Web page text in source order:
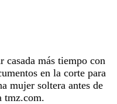
casada más tiempo con
en la corte para
mujer soltera antes de
tmz.com.